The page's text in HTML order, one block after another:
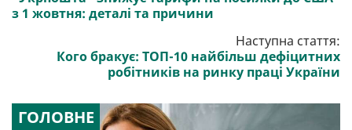
з 1 жовтня: деталі та причини
Наступна стаття:
Кого бракує: ТОП-10 найбільш дефіцитних
робітників на ринку праці України
ГОЛОВНЕ